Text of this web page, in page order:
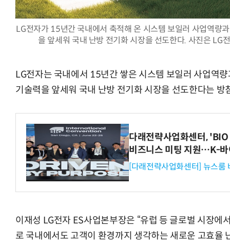
LG전자가 15년간 국내에서 축적해 온 시스템 보일러 사업역량
을 앞세워 국내 난방 전기화 시장을 선도한다. 사진은 LG
LG전자는 국내에서 15년간 쌓은 시스템 보일러 사업역
기술력을 앞세워 국내 난방 전기화 시장을 선도한다는 방
다래전략사업화센터,
비즈니스 미팅 지원…K-바
[다래전략사업화센터] 뉴스룸
이재성 LG전자 ES사업본부장은 “유럽 등 글로벌 시장에
로 국내에서도 고객이 환경까지 생각하는 새로운 고효율